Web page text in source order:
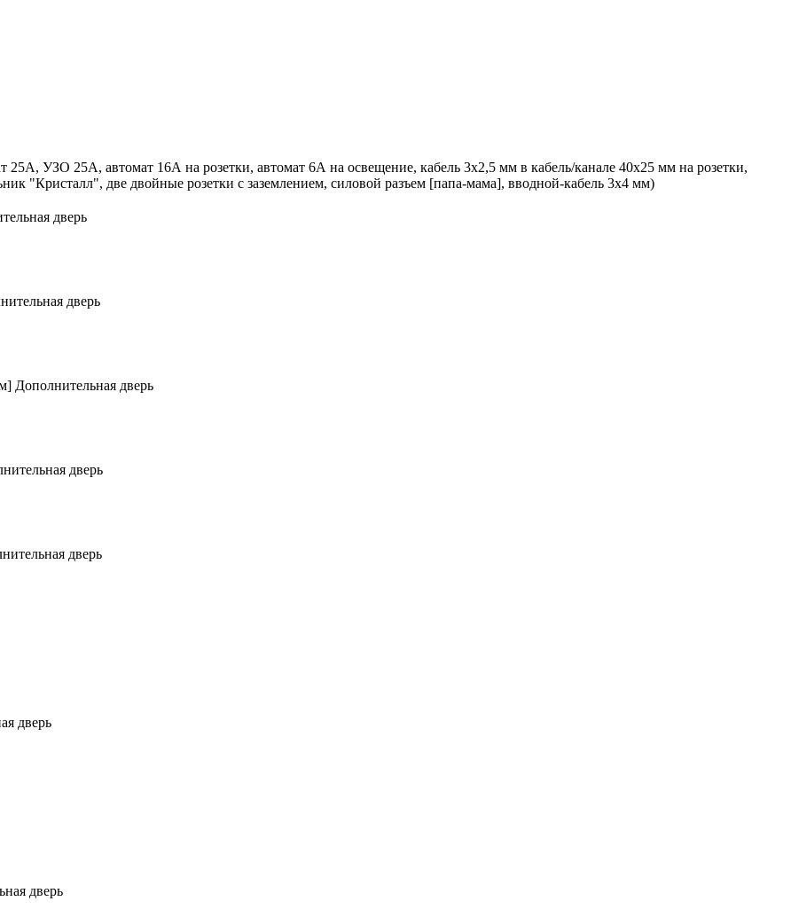
УЗО 25А, автомат 16А на розетки, автомат 6А на освещение, кабель 3х2,5 мм в кабель/канале 40х25 мм на розетки,
"Кристалл", две двойные розетки с заземлением, силовой разъем [папа-мама], вводной-кабель 3х4 мм)
дверь
дверь
Дополнительная дверь
дверь
дверь
дверь
дверь